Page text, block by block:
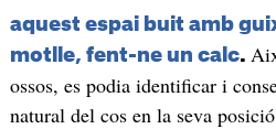
aquest espai buit amb
motlle, fent-ne un calc.
ossos, es podia identificar i
natural del cos en la seva